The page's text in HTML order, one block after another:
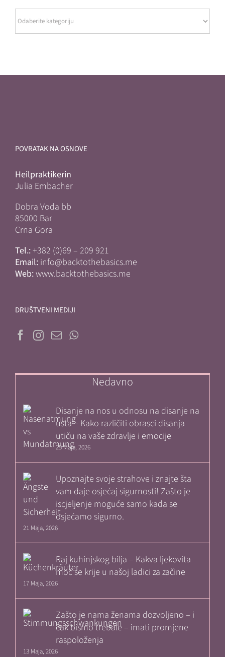
POVRATAK NA OSNOVE
Heilpraktikerin
Julia Embacher
Dobra Voda bb
85000 Bar
Crna Gora
Tel.:+382 (0)69 – 209 921
Email: info@backtothebasics.me
Web:www.backtothebasics.me
DRUŠTVENI MEDIJI
Nedavno
Disanje na nos u odnosu na disanje na
usta – Kako različiti obrasci disanja
utiču na vaše zdravlje i emocije
25 Maja, 2026
Upoznajte svoje strahove i znajte šta
vam daje osjećaj sigurnosti! Zašto je
iscjeljenje moguće samo kada se
osjećamo sigurno.
21 Maja, 2026
Raj kuhinjskog bilja – Kakva ljekovita
moć se krije u našoj ladici za začine
17 Maja, 2026
Zašto je nama ženama dozvoljeno – i
čak bismo trebale – imati promjene
raspoloženja
13 Maja, 2026